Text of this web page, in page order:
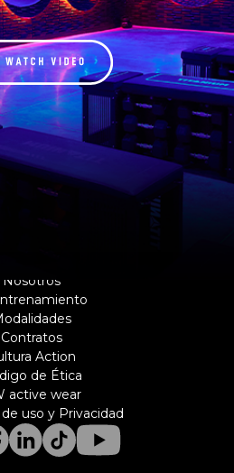
Nosotros
Contratos
Action
de Ética
active wear
uso y Privacidad